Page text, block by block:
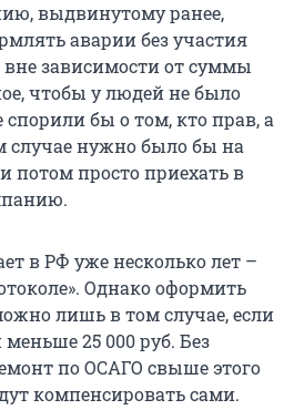
выдвинутому ранее,
аварии без участия
зависимости от суммы
чтобы у людей не было
спорили бы о том, кто прав, а
случае нужно было бы на
потом просто приехать в
в РФ уже несколько лет –
Однако оформить
лишь в том случае, если
25 000 руб. Без
по ОСАГО свыше этого
компенсировать сами.